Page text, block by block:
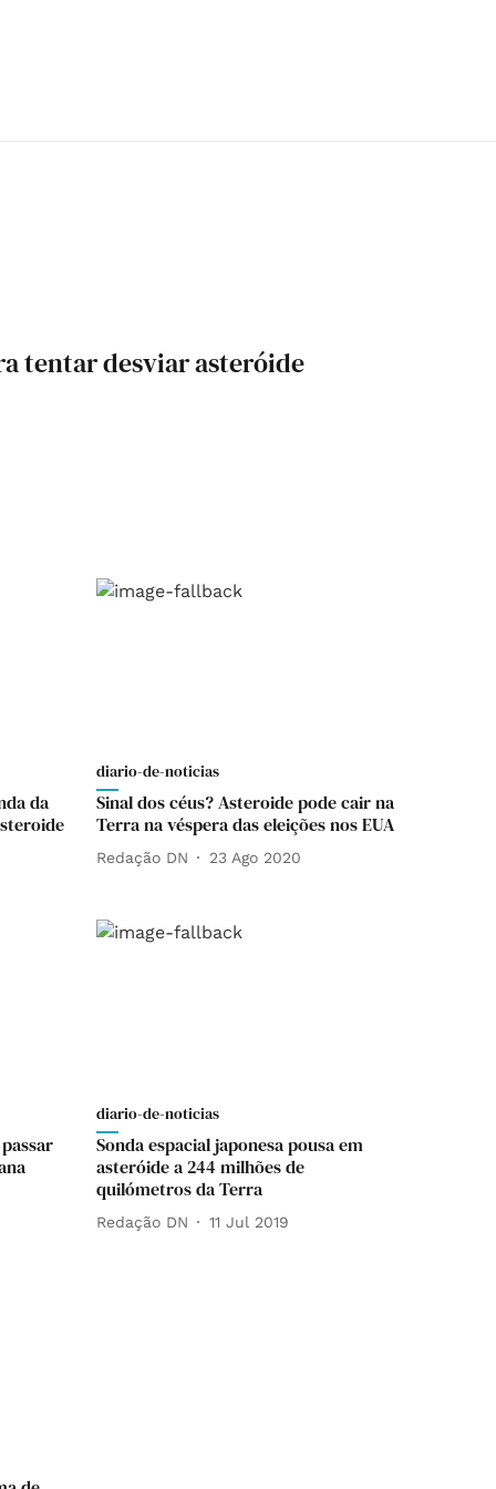
tentar desviar asteróide
da
diario-de-noticias
Sinal dos céus? Asteroide pode cair na
Terra na véspera das eleições nos EUA
Redação DN 23 Ago 2020
diario-de-noticias
Sonda espacial japonesa pousa em
asteróide a 244 milhões de
quilómetros da Terra
Redação DN 11 Jul 2019